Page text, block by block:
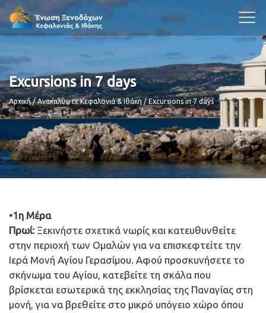
Excursions in 7 days
Breadcrumb
Αρχική Ανακαλύψτε Κεφαλονιά & Ιθάκη Excursions in 7 days
•1η Μέρα
Πρωί: Ξεκινήστε σχετικά νωρίς και κατευθυνθείτε
στην περιοχή των Ομαλών για να επισκεφτείτε την
Ιερά Μονή Αγίου Γερασίμου. Αφού προσκυνήσετε το
σκήνωμα του Αγίου, κατεβείτε τη σκάλα που
βρίσκεται εσωτερικά της εκκλησίας της Παναγίας στη
μονή, για να βρεθείτε στο μικρό υπόγειο χώρο όπου